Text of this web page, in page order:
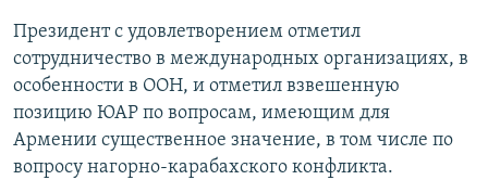
Президент с удовлетворением отметил
сотрудничество в международных организациях, в
особенности в ООН, и отметил взвешенную
позицию ЮАР по вопросам, имеющим для
Армении существенное значение, в том числе по
вопросу нагорно-карабахского конфликта.